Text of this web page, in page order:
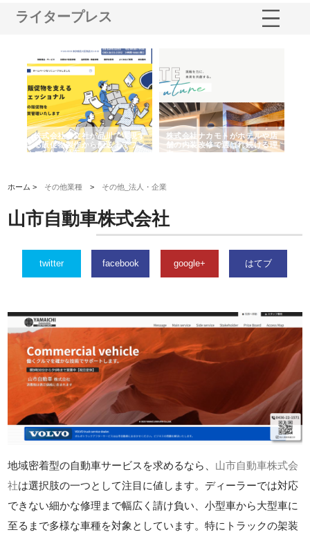
ライタープレス
株式会社耕文社が品川で実現す
る販促物製作から配送までワン
ストップ対応
株式会社ナカモトがホテルや店
舗の内装改修で選ばれ続ける理
由
ホーム > その他業種 > その他_法人・企業
山市自動車株式会社
twitter facebook google+ はてブ
地域密着型の自動車サービスを求めるなら、 山市自動車株式会
社は選択肢の一つとして注目に値します。ディーラーでは対応
できない細かな修理まで幅広く請け負い、小型車から大型車に
至るまで多様な車種を対象としています。特にトラックの架装